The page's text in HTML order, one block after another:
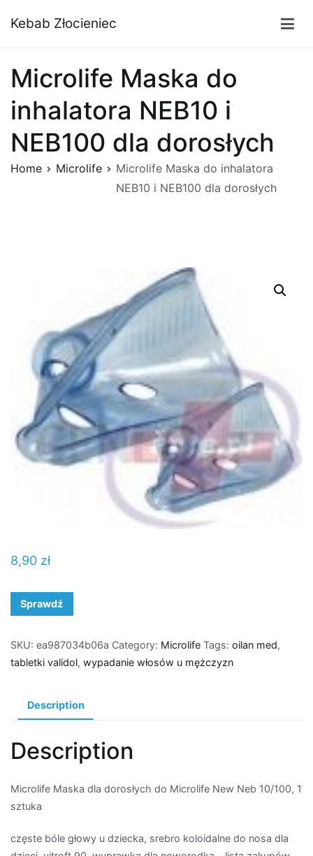
doKebab Złocieniec
Microlife Maska do
inhalatora NEB10 i
NEB100 dla dorosłych
Home Microlife
Microlife Maska do inhalatora
NEB10 i NEB100 dla dorosłych
8,90 zł
Sprawdź
SKU: ea987034b06a Category: Microlife Tags: oilan med,
tabletki validol, wypadanie włosów u mężczyzn
Description
Description
Microlife Maska dla dorosłych do Microlife New Neb 10/100, 1
sztuka
częste bóle głowy u dziecka, srebro koloidalne do nosa dla